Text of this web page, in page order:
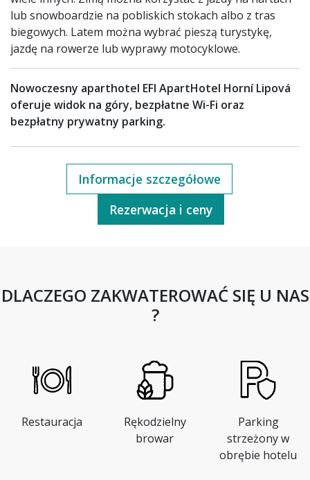
lub snowboardzie na pobliskich stokach albo z tras
biegowych. Latem można wybrać pieszą turystykę,
jazdę na rowerze lub wyprawy motocyklowe.
Nowoczesny aparthotel EFI ApartHotel Horní Lipová
oferuje widok na góry, bezpłatne Wi-Fi oraz
bezpłatny prywatny parking.
Informacje szczegółowe
Rezerwacja i ceny
DLACZEGO ZAKWATEROWAĆ SIĘ U NAS
?
Restauracja
Rękodzielny
browar
Parking
strzeżony w
obrębie hotelu